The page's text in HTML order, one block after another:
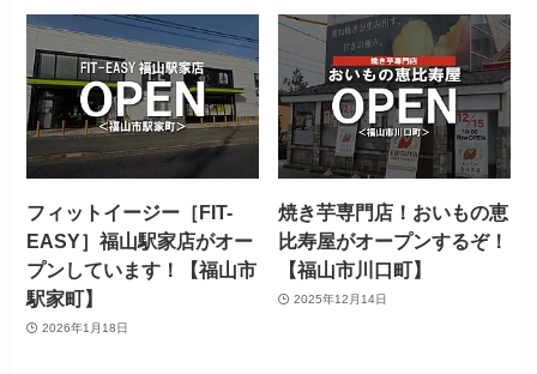
フィットイージー［FIT-
EASY］福山駅家店がオー
プンしています！【福山市
駅家町】
2026年1月18日
焼き芋専門店！おいもの恵
比寿屋がオープンするぞ！
【福山市川口町】
2025年12月14日